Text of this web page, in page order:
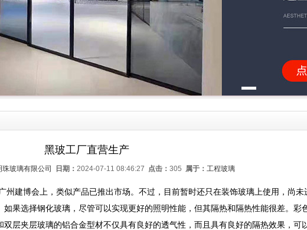
黑玻工厂直营生产
玻璃有限公司 日期： 2024-07-11 08:46:27 点击： 305 属于： 工程玻璃
建博会上，类似产品已推出市场。不过，目前暂时还只在装饰玻璃上使用，尚未
果选择钢化玻璃，尽管可以实现更好的照明性能，但其隔热和隔热性能很差。彩
层夹层玻璃的铝合金型材不仅具有良好的透气性，而且具有良好的隔热效果，可